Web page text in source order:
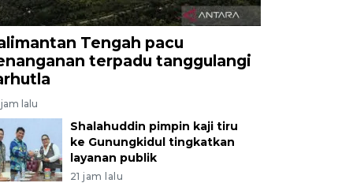
Tengah pacu
terpadu tanggulangi
lalu
Shalahuddin pimpin kaji tiru
ke Gunungkidul tingkatkan
layanan publik
21 jam lalu